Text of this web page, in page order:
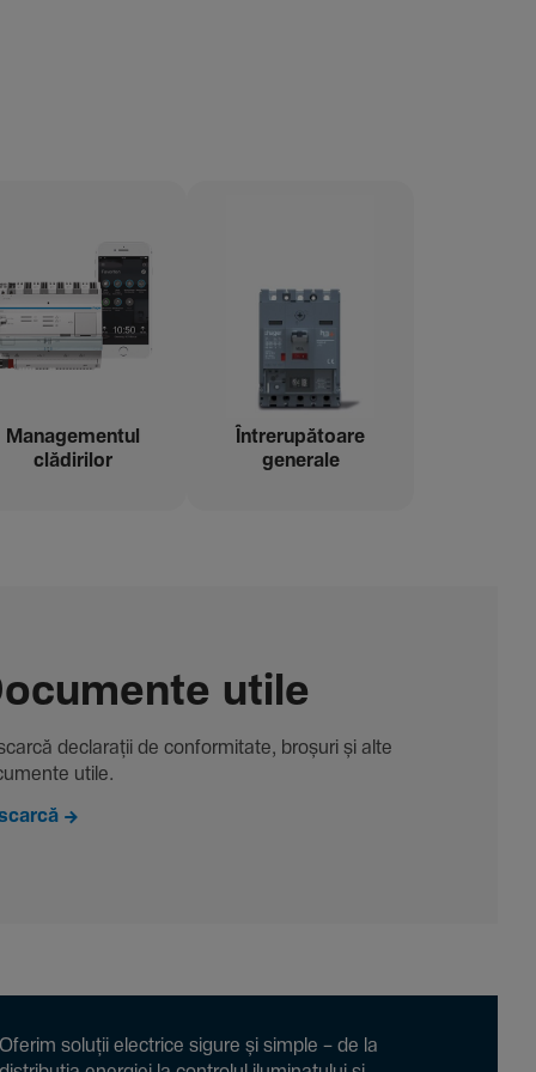
Managementul
clădi­rilor
Între­ru­pă­toare
gene­rale
utile
decla­rații de conformitate, broșuri și alte
utile.
soluții electrice sigure și simple – de la